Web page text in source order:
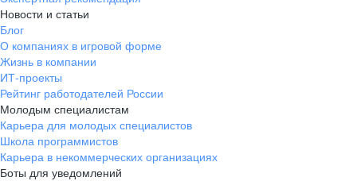
Новости и статьи
Блог
О компаниях в игровой форме
Жизнь в компании
ИТ-проекты
Рейтинг работодателей России
Молодым специалистам
Карьера для молодых специалистов
Школа программистов
Карьера в некоммерческих организациях
Боты для уведомлений